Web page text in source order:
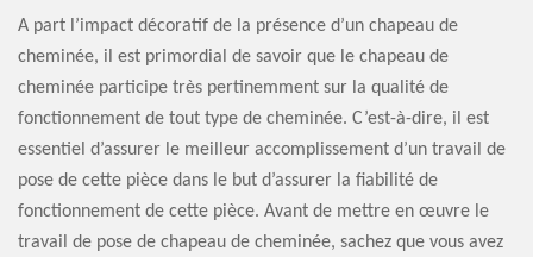
A part l’impact décoratif de la présence d’un chapeau de
cheminée, il est primordial de savoir que le chapeau de
cheminée participe très pertinemment sur la qualité de
fonctionnement de tout type de cheminée. C’est-à-dire, il est
essentiel d’assurer le meilleur accomplissement d’un travail de
pose de cette pièce dans le but d’assurer la fiabilité de
fonctionnement de cette pièce. Avant de mettre en œuvre le
travail de pose de chapeau de cheminée, sachez que vous avez